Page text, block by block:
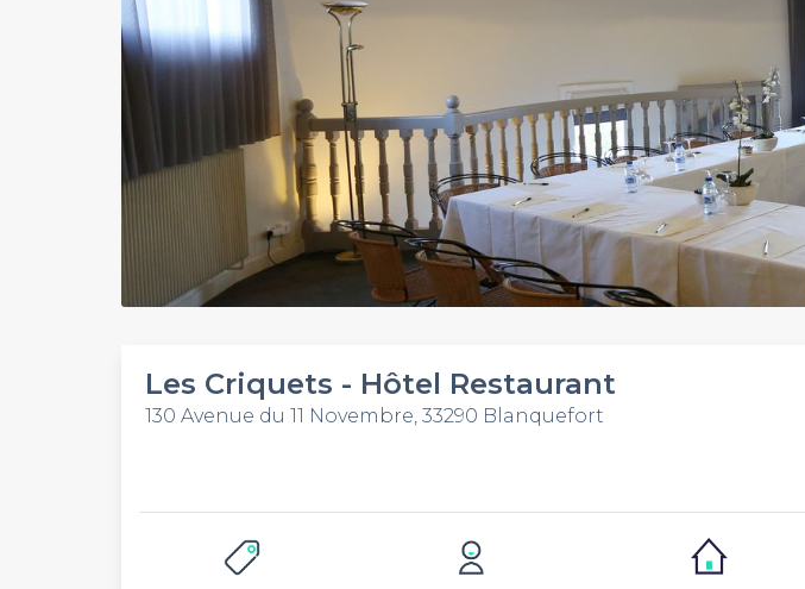
Les Criquets - Hôtel Restaurant
130 Avenue du 11 Novembre, 33290 Blanquefort